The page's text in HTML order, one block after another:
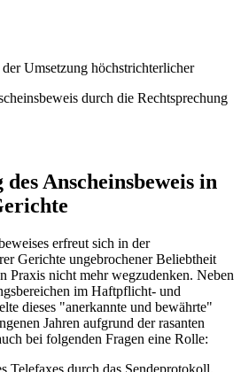
Umsetzung höchstrichterlicher
durch die Rechtsprechung
Anscheinsbeweis in
erfreut sich in der
Gerichte ungebrochener Beliebtheit
Praxis nicht mehr wegzudenken. Neben
im Haftpflicht- und
dieses "anerkannte und bewährte"
Jahren aufgrund der rasanten
bei folgenden Fragen eine Rolle:
Telefaxes durch das Sendeprotokoll.